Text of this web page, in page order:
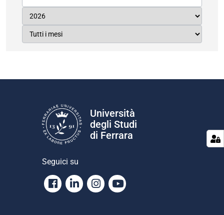
Università
degli Studi
di Ferrara
Seguici su
Facebook
LinkedinInstagram
Youtube